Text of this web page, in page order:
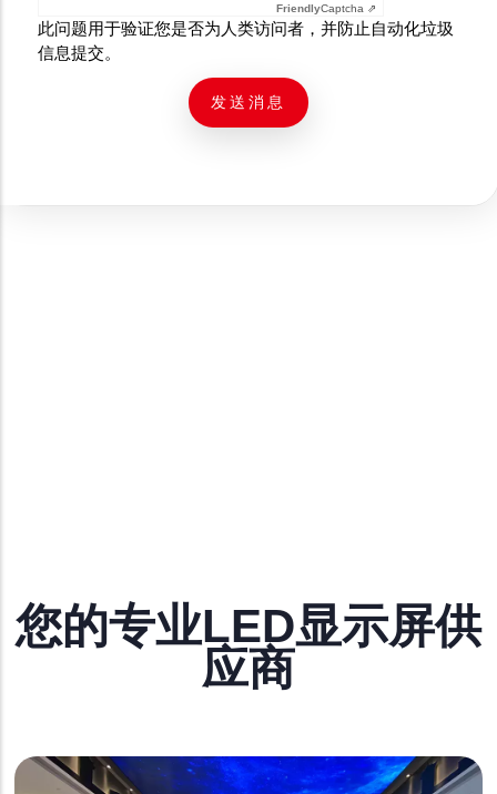
FriendlyCaptcha ⇗
此问题用于验证您是否为人类访问者，并防止自动化垃圾
信息提交。
您的专业LED显示屏供
应商